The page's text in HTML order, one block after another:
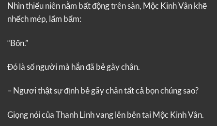
Nhìn thiếu niên nằm bất động trên sàn, Mộc Kinh Vân khẽ
nhếch mép, lẩm bẩm:
“Bốn.”
Đó là số người mà hắn đã bẻ gãy chân.
– Ngươi thật sự định bẻ gãy chân tất cả bọn chúng sao?
Giọng nói của Thanh Linh vang lên bên tai Mộc Kinh Vân.